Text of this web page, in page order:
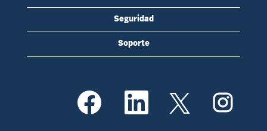
Seguridad
Soporte
e
a
S
b
S
a